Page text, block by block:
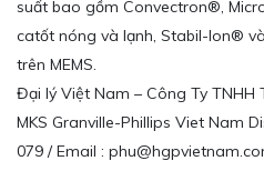
suất bao gồm Convectron®,
catốt nóng và lạnh, Stabil-Ion®
trên MEMS.
Đại lý Việt Nam – Công Ty TNHH
MKS Granville-Phillips Viet Nam
079 / Email :